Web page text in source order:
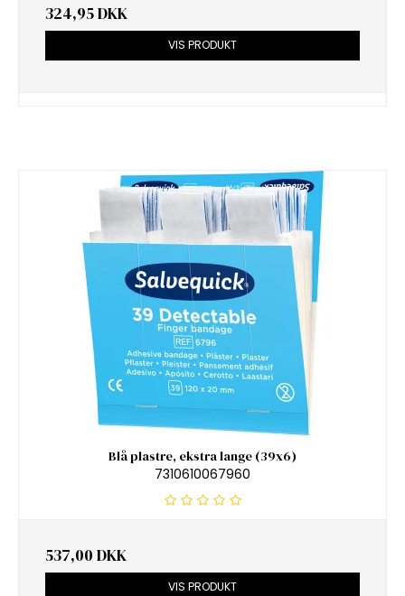
324,95 DKK
VIS PRODUKT
Blå plastre, ekstra lange (39x6)
7310610067960
537,00 DKK
VIS PRODUKT